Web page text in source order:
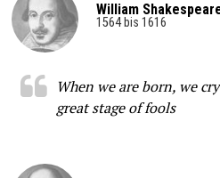
William
1564 bis 1616
When we are born, we
great stage of fools